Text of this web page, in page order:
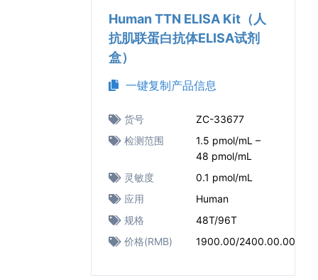
Human TTN ELISA Kit（人
抗肌联蛋白抗体ELISA试剂
盒）
一键复制产品信息
货号
ZC-33677
检测范围
1.5 pmol/mL –
48 pmol/mL
灵敏度
0.1 pmol/mL
应用
Human
规格
48T/96T
价格(RMB)
1900.00/2400.00.00